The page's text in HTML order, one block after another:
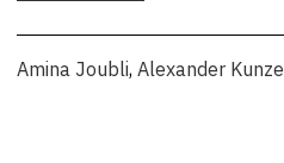
Amina Joubli, Alexander Kunze